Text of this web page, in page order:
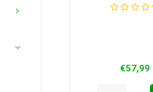
2775
€57,99